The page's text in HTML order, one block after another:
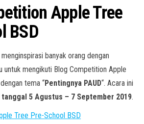
Acara &
Promo
Terbaru
Bazaar,
Workshop,
Job Fair,
Lomba dll.
Apple Tree
BSD
banyak orang dengan
untuk mengikuti Blog Competition Apple
tema “Pentingnya PAUD“. Acara ini
tanggal 5 Agustus – 7 September 2019.